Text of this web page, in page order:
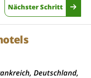
Nächster Schritt
Deutschland,